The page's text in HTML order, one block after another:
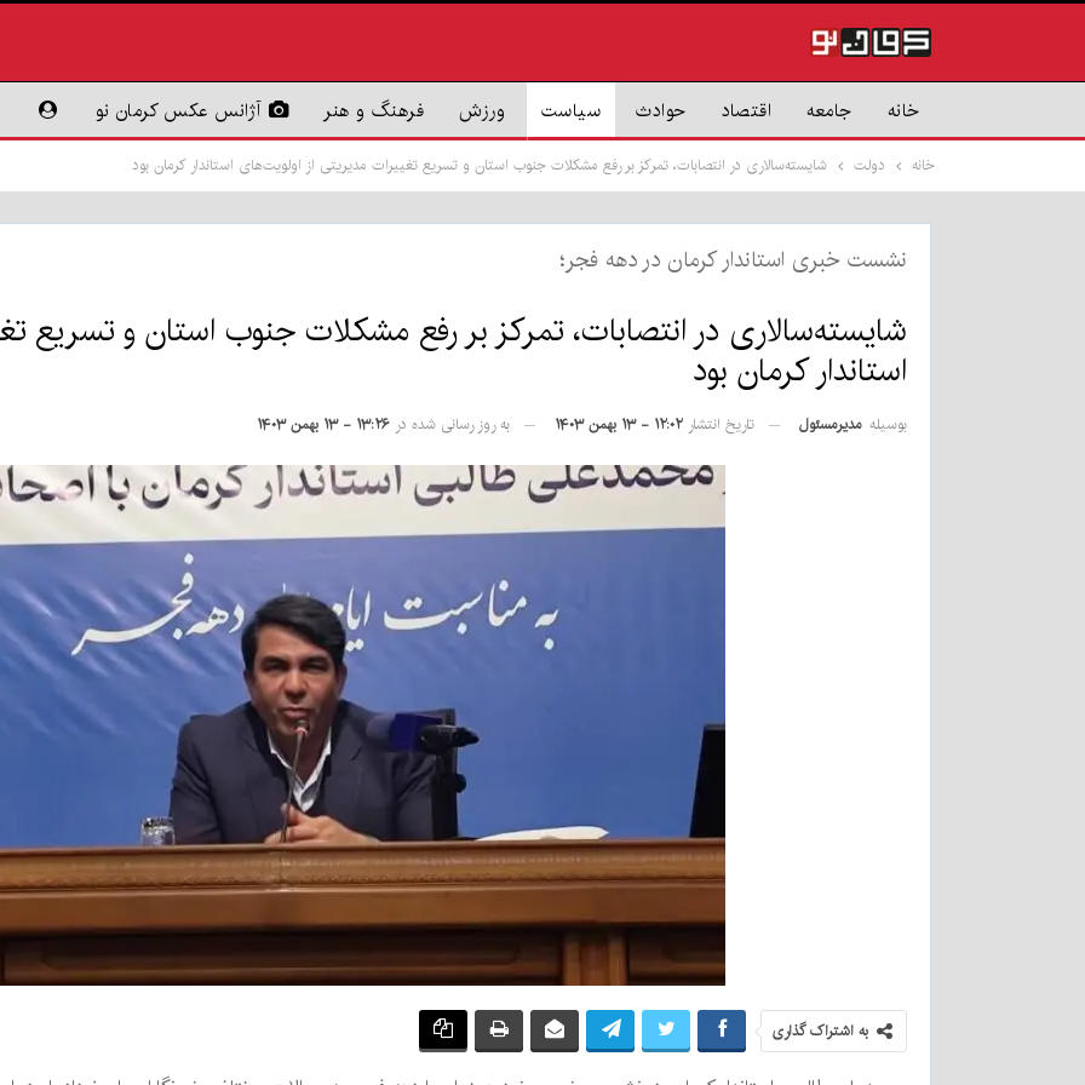
خانه جامعه اقتصاد حوادث سیاست ورزش فرهنگ و هنر آژانس عکس کرمان نو
خانه دولت شایسته‌سالاری در انتصابات، تمرکز بر رفع مشکلات جنوب استان و تسریع تغییرات مدیریتی از اولویت‌های استاندار کرمان بود
نشست خبری استاندار کرمان در دهه فجر؛
شایسته‌سالاری در انتصابات، تمرکز بر رفع مشکلات جنوب استان و تسریع
استاندار کرمان بود
بوسیله مدیرمسئول تاریخ انتشار ۱۲:۰۲ - ۱۳ بهمن ۱۴۰۳ به روز رسانی شده در ۱۳:۲۶ - ۱۳ بهمن ۱۴۰۳
به اشتراک گذاری